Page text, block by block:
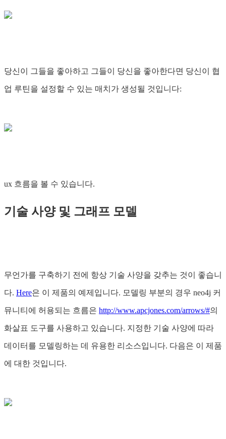
당신이 그들을 좋아하고 그들이 당신을 좋아한다면 당신이 협
업 루틴을 설정할 수 있는 매치가 생성될 것입니다:
ux 흐름을 볼 수 있습니다.
기술 사양 및 그래프 모델
무언가를 구축하기 전에 항상 기술 사양을 갖추는 것이 좋습니
다. Here은 이 제품의 예제입니다. 모델링 부분의 경우 neo4j 커
뮤니티에 허용되는 흐름은 http://www.apcjones.com/arrows/#의
화살표 도구를 사용하고 있습니다. 지정한 기술 사양에 따라
데이터를 모델링하는 데 유용한 리소스입니다. 다음은 이 제품
에 대한 것입니다.